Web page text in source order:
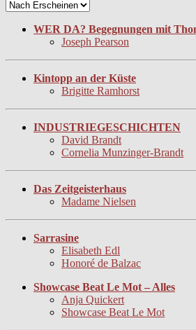
WER DA? Begegnungen mit
Joseph Pearson
Kintopp an der Küste
Brigitte Ramhorst
INDUSTRIEGESCHICHTEN
David Brandt
Cornelia Munzinger-Brandt
Das Zeitgeisterhaus
Madame Nielsen
Sarrasine
Elisabeth Edl
Honoré de Balzac
Showcase Beat Le Mot – Alles
Anja Quickert
Showcase Beat Le Mot